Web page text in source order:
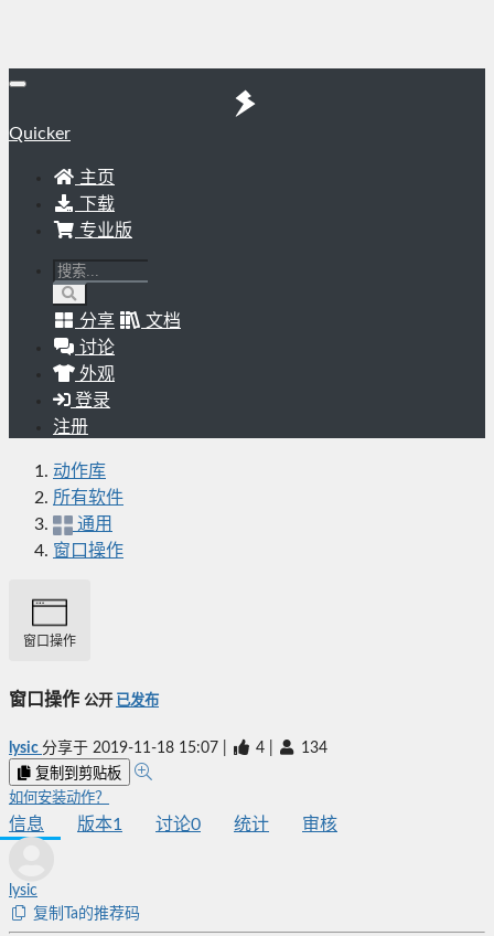
Quicker
主页
下载
专业版
分享
文档
讨论
外观
登录
注册
动作库
所有软件
通用
窗口操作
窗口操作
窗口操作 公开 已发布
lysic 分享于 2019-11-18 15:07 4 134
复制到剪贴板
如何安装动作？
信息 版本1 讨论0 统计 审核
lysic
复制Ta的推荐码